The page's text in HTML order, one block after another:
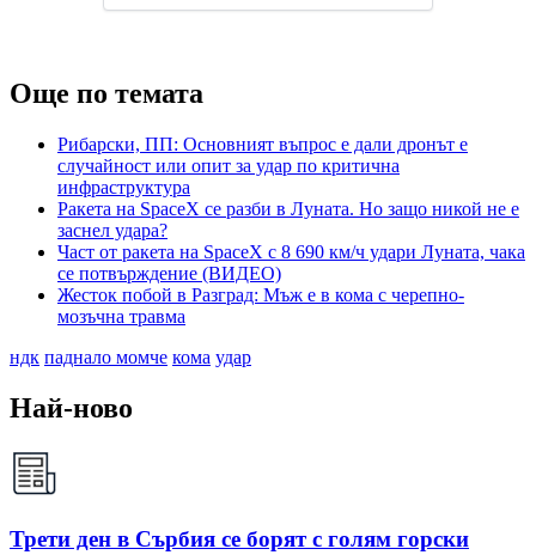
Още по темата
Рибарски, ПП: Основният въпрос е дали дронът е
случайност или опит за удар по критична
инфраструктура
Ракета на SpaceX се разби в Луната. Но защо никой не е
заснел удара?
Част от ракета на SpaceX с 8 690 км/ч удари Луната, чака
се потвърждение (ВИДЕО)
Жесток побой в Разград: Мъж е в кома с черепно-
мозъчна травма
ндк паднало момче кома удар
Най-ново
Трети ден в Сърбия се борят с голям горски